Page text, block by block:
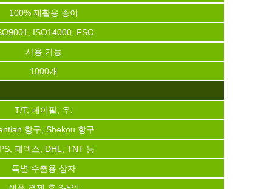
100% 재활용 종이
ISO14000, FSC
사용 가능
1000개
T/T, 페이팔, 우.
항구, Shekou 항구
페덱스, DHL, TNT 등
특별 수출용 상자